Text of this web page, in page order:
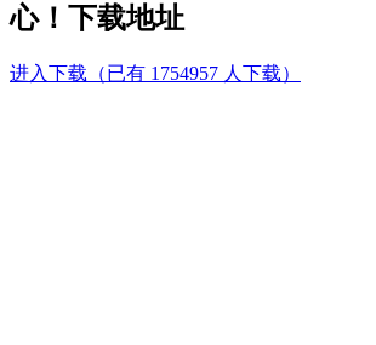
心！下载地址
进入下载（已有 1754957 人下载）